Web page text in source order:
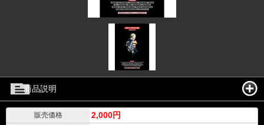
商品説明
販売価格 2,000円